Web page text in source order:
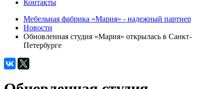
Контакты
Мебельная фабрика «Мария» - надежный партнер
Новости
Обновленная студия «Мария» открылась в Санкт-
Петербурге